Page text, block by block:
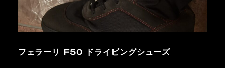
フェラーリ F50 ドライビングシューズ